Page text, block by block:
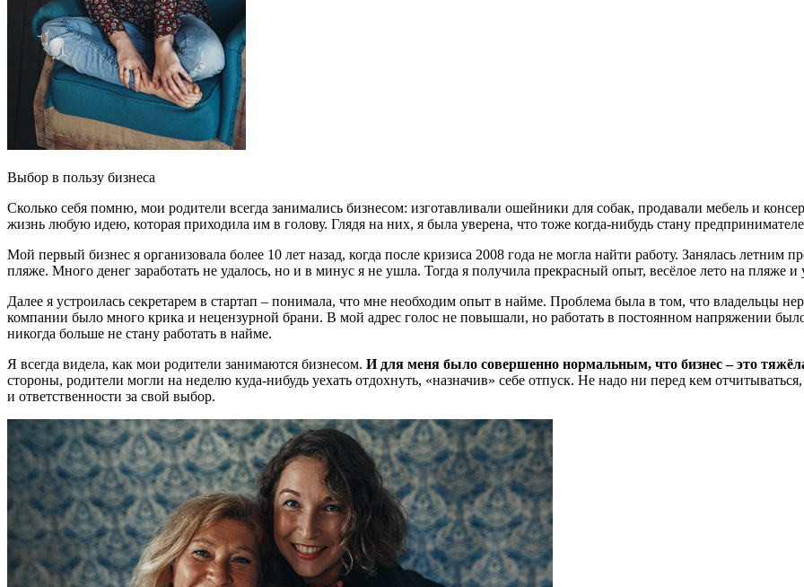
Выбор в пользу бизнеса
Сколько себя помню, мои родители всегда занимались бизнесом: изготавливали ошейники для собак, продавали мебель и
жизнь любую идею, которая приходила им в голову. Глядя на них, я была уверена, что тоже когда-нибудь стану
Мой первый бизнес я организовала более 10 лет назад, когда после кризиса 2008 года не могла найти работу. Занялась летним
пляже. Много денег заработать не удалось, но и в минус я не ушла. Тогда я получила прекрасный опыт, весёлое лето на пляже
Далее я устроилась секретарем в стартап – понимала, что мне необходим опыт в найме. Проблема была в том, что владельцы
компании было много крика и нецензурной брани. В мой адрес голос не повышали, но работать в постоянном напряжении
никогда больше не стану работать в найме.
Я всегда видела, как мои родители занимаются бизнесом. И для меня было совершенно нормальным, что бизнес – это
стороны, родители могли на неделю куда-нибудь уехать отдохнуть, «назначив» себе отпуск. Не надо ни перед кем
и ответственности за свой выбор.